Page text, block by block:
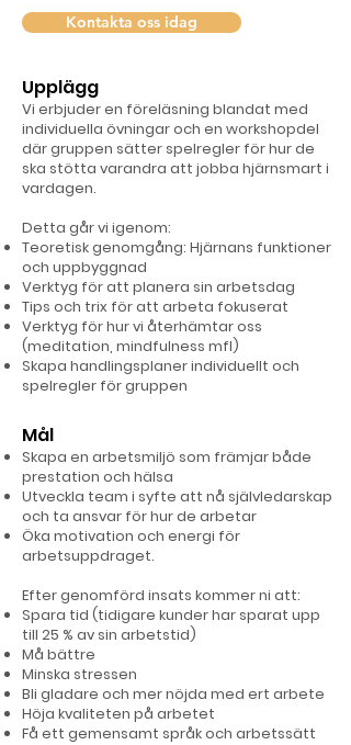
Kontakta oss idag
Upplägg
Vi erbjuder en föreläsning blandat med
individuella övningar och en workshopdel
där gruppen sätter spelregler för hur de
ska stötta varandra att jobba hjärnsmart i
vardagen.
Detta går vi igenom:
Teoretisk genomgång: Hjärnans funktioner
och uppbyggnad
Verktyg för att planera sin arbetsdag
Tips och trix för att arbeta fokuserat
Verktyg för hur vi återhämtar oss
(meditation, mindfulness mfl)
Skapa handlingsplaner individuellt och
spelregler för gruppen
Mål
Skapa en arbetsmiljö som främjar både
prestation och hälsa
Utveckla team i syfte att nå självledarskap
och ta ansvar för hur de arbetar
Öka motivation och energi för
arbetsuppdraget.
Efter genomförd insats kommer ni att:
Spara tid (tidigare kunder har sparat upp
till 25 % av sin arbetstid)
Må bättre
Minska stressen
Bli gladare och mer nöjda med ert arbete
Höja kvaliteten på arbetet
Få ett gemensamt språk och arbetssätt